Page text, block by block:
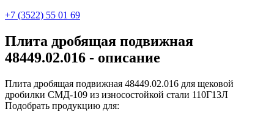
+7 (3522) 55 01 69
Плита дробящая подвижная
48449.02.016 - описание
Плита дробящая подвижная 48449.02.016 для щековой
дробилки СМД-109 из износостойкой стали 110Г13Л
Подобрать продукцию для: